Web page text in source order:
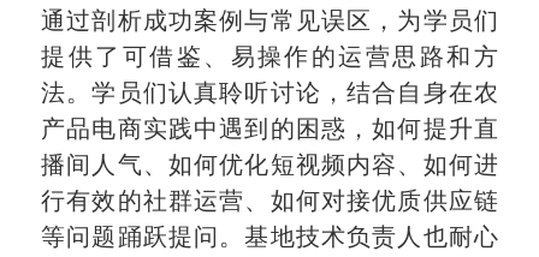
通过剖析成功案例与常见误区，为学员们
提供了可借鉴、易操作的运营思路和方
法。学员们认真聆听讨论，结合自身在农
产品电商实践中遇到的困惑，如何提升直
播间人气、如何优化短视频内容、如何进
行有效的社群运营、如何对接优质供应链
等问题踊跃提问。基地技术负责人也耐心